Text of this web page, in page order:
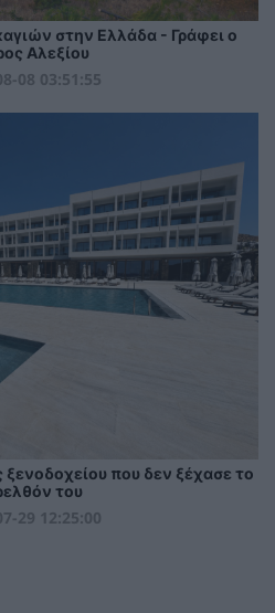
στην Ελλάδα - Γράφει ο
Αλεξίου
08 03:51:55
που δεν ξέχασε το
του
29 12:25:00